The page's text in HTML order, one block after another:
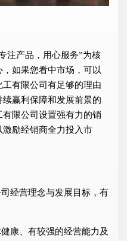
注产品，用心服务”为核
如果您看中市场，可以
有限公司有足够的理由
赢利保障和发展前景的
限公司设置强有力的销
励经销商全力投入市
经营理念与发展目标，有
康、有较强的经营能力及